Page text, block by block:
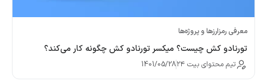
معرفی رمزارزها و پروژه‌ها
تورنادو کش چیست؟ میکسر تورنادو کش چگونه کار می‌کند؟
تیم محتوای بیت ۲۴ 1401/05/28